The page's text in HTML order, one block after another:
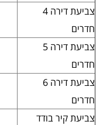
צביעת דירה 4
חדרים
צביעת דירה 5
חדרים
צביעת דירה 6
חדרים
צביעת קיר בודד